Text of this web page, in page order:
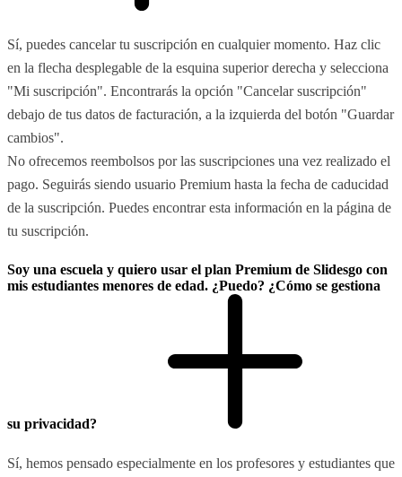
Sí, puedes cancelar tu suscripción en cualquier momento. Haz clic
en la flecha desplegable de la esquina superior derecha y selecciona
"Mi suscripción". Encontrarás la opción "Cancelar suscripción"
debajo de tus datos de facturación, a la izquierda del botón "Guardar
cambios".
No ofrecemos reembolsos por las suscripciones una vez realizado el
pago. Seguirás siendo usuario Premium hasta la fecha de caducidad
de la suscripción. Puedes encontrar esta información en la página de
tu suscripción.
Soy una escuela y quiero usar el plan Premium de Slidesgo con
mis estudiantes menores de edad. ¿Puedo? ¿Cómo se gestiona
su privacidad?
Sí, hemos pensado especialmente en los profesores y estudiantes que